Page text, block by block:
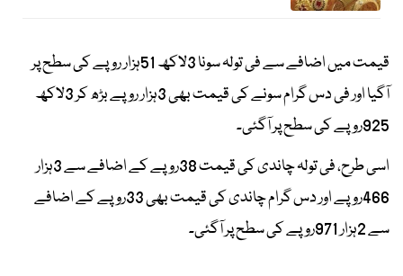
قیمت میں اضافے سے فی تولہ سونا 3لاکھ 51ہزار روپے کی سطح پر
آگیا اور فی دس گرام سونے کی قیمت بھی 3ہزار روپے بڑھ کر 3لاکھ
925روپے کی سطح پر آگئی۔
اسی طرح، فی تولہ چاندی کی قیمت 38روپے کے اضافے سے 3ہزار
466روپے اور دس گرام چاندی کی قیمت بھی 33روپے کے اضافے
سے 2ہزار 971روپے کی سطح پر آگئی۔